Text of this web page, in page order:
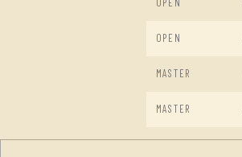
OPEN
OPEN
MASTER
MASTER